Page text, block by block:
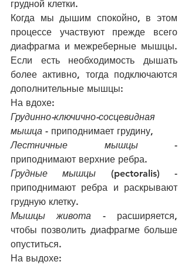
грудной клетки.
Когда мы дышим спокойно, в этом
процессе участвуют прежде всего
диафрагма и межреберные мышцы.
Если есть необходимость дышать
более активно, тогда подключаются
дополнительные мышцы:
На вдохе:
Грудинно-ключично-сосцевидная
мышца - приподнимает грудину,
Лестничные мышцы -
приподнимают верхние ребра.
Грудные мышцы (pectoralis) -
приподнимают ребра и раскрывают
грудную клетку.
Мышцы живота - расширяется,
чтобы позволить диафрагме больше
опуститься.
На выдохе: